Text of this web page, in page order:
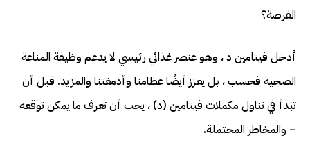
الفرصة؟
أدخل فيتامين د ، وهو عنصر غذائي رئيسي لا يدعم وظيفة المناعة
الصحية فحسب ، بل يعزز أيضًا عظامنا وأدمغتنا والمزيد. قبل أن
تبدأ في تناول مكملات فيتامين (د) ، يجب أن تعرف ما يمكن توقعه
– والمخاطر المحتملة.